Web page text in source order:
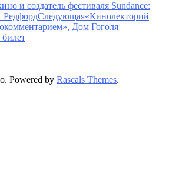
и создатель фестиваля Sundance:
РедфордСледующая«Кинолекторий
Дом Гоголя —
Powered by Rascals Themes.